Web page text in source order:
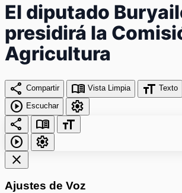
El diputado
presidirá la
Agricultura
share Compartir menu_book Vista Limpia format_size Texto
play_circle Escuchar
settings
share
menu_book
format_size
play_circle
settings
close
Ajustes de Voz